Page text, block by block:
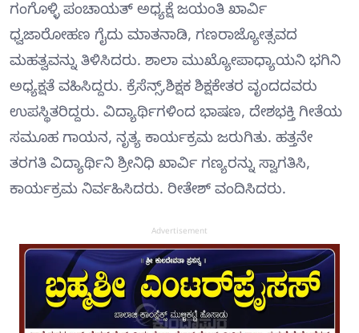
ಗಂಗೊಳ್ಳಿ ಪಂಚಾಯತ್ ಅಧ್ಯಕ್ಷೆ ಜಯಂತಿ ಖಾರ್ವಿ
ಧ್ವಜಾರೋಹಣ ಗೈದು ಮಾತನಾಡಿ, ಗಣರಾಜ್ಯೋತ್ಸವದ
ಮಹತ್ವವನ್ನು ತಿಳಿಸಿದರು. ಶಾಲಾ ಮುಖ್ಯೋಪಾಧ್ಯಾಯನಿ ಭಗಿನಿ
ಅಧ್ಯಕ್ಷತೆ ವಹಿಸಿದ್ದರು. ಕ್ರೆಸೆನ್ಸ್,ಶಿಕ್ಷಕ ಶಿಕ್ಷಕೇತರ ವೃಂದದವರು
ಉಪಸ್ಥಿತರಿದ್ದರು. ವಿದ್ಯಾರ್ಥಿಗಳಿಂದ ಭಾಷಣ, ದೇಶಭಕ್ತಿ ಗೀತೆಯ
ಸಮೂಹ ಗಾಯನ, ನೃತ್ಯ ಕಾರ್ಯಕ್ರಮ ಜರುಗಿತು. ಹತ್ತನೇ
ತರಗತಿ ವಿದ್ಯಾರ್ಥಿನಿ ಶ್ರೀನಿಧಿ ಖಾರ್ವಿ ಗಣ್ಯರನ್ನು ಸ್ವಾಗತಿಸಿ,
ಕಾರ್ಯಕ್ರಮ ನಿರ್ವಹಿಸಿದರು. ರೀತೇಶ್ ವಂದಿಸಿದರು.
Advertisement